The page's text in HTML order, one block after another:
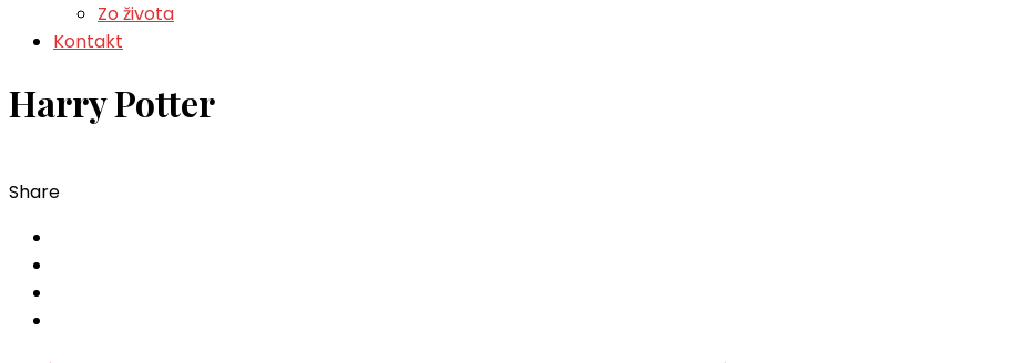
Zo života
Kontakt
Harry Potter
Share